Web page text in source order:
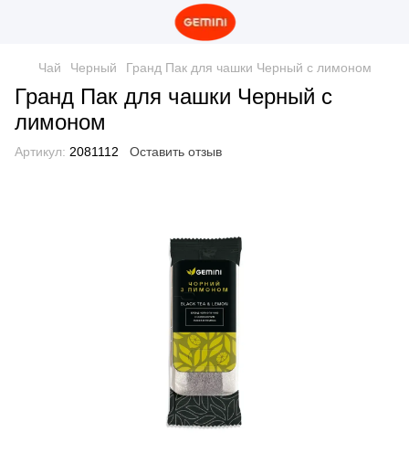
Чай Черный Гранд Пак для чашки Черный с лимоном
Гранд Пак для чашки Черный с
лимоном
Артикул: 2081112 Оставить отзыв